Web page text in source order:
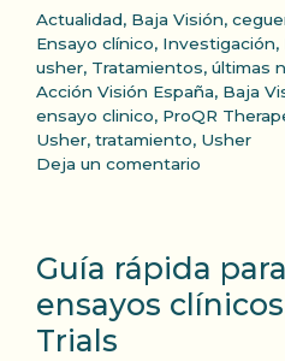
Categorías
Actualidad, Baja Visión,
Ensayo clínico, Investigación,
usher, Tratamientos, últimas
Etiquetas
Acción Visión España, Baja
ensayo clinico, ProQR
Usher, tratamiento, Usher
Deja un comentario
Guía rápida
ensayos
Trials